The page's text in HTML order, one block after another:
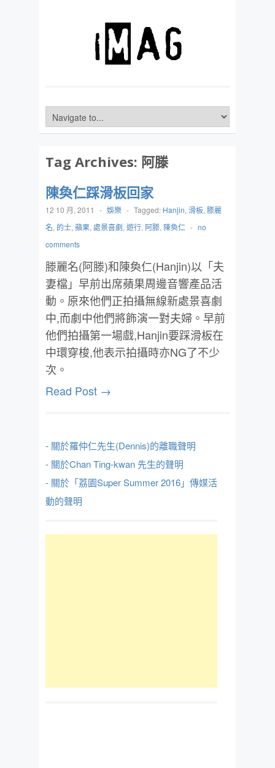
Tag Archives: 阿滕
陳奐仁踩滑板回家
12 10 月, 2011 - 娛樂 - Tagged: Hanjin, 滑板, 滕麗
名, 的士, 蘋果, 處景喜劇, 遊行, 阿滕, 陳奐仁 - no
comments
滕麗名(阿滕)和陳奐仁(Hanjin)以「夫
妻檔」早前出席蘋果周邊音響產品活
動。原來他們正拍攝無線新處景喜劇
中,而劇中他們將飾演一對夫婦。早前
他們拍攝第一場戲,Hanjin要踩滑板在
中環穿梭,他表示拍攝時亦NG了不少
次。
Read Post →
- 關於羅仲仁先生(Dennis)的離職聲明
- 關於Chan Ting-kwan 先生的聲明
- 關於「荔園Super Summer 2016」傳媒活
動的聲明